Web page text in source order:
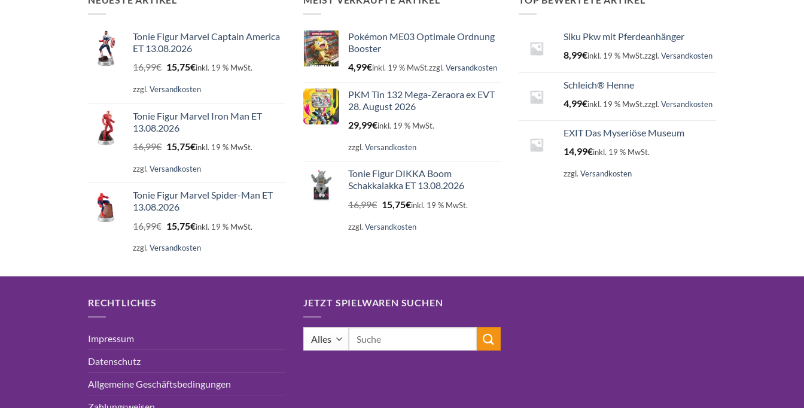
Tonie Figur Marvel Captain America
ET 13.08.2026
16,99€ Ursprünglicher
Preis
war:
15,75€Aktueller
ist:
inkl. 19 % MwSt.
zzgl. Versandkosten
Tonie Figur Marvel Iron Man ET
13.08.2026
16,99€ Ursprünglicher
Preis
war:
15,75€Aktueller
ist:
inkl. 19 % MwSt.
zzgl. Versandkosten
Tonie Figur Marvel Spider-Man ET
13.08.2026
16,99€ Ursprünglicher
Preis
war:
15,75€Aktueller
ist:
inkl. 19 % MwSt.
zzgl. Versandkosten
Pokémon ME03 Optimale Ordnung
Booster
4,99€inkl. 19 % MwSt.zzgl. Versandkosten
PKM Tin 132 Mega-Zeraora ex EVT
28. August 2026
29,99€inkl. 19 % MwSt.
zzgl. Versandkosten
Tonie Figur DIKKA Boom
Schakkalakka ET 13.08.2026
16,99€ Ursprünglicher
Preis
war:
15,75€Aktueller
ist:
inkl. 19 % MwSt.
zzgl. Versandkosten
Siku Pkw mit Pferdeanhänger
8,99€inkl. 19 % MwSt.zzgl. Versandkosten
Schleich® Henne
4,99€inkl. 19 % MwSt.zzgl. Versandkosten
EXIT Das Myseriöse Museum
14,99€inkl. 19 % MwSt.
zzgl. Versandkosten
RECHTLICHES
Impressum
Datenschutz
Allgemeine Geschäftsbedingungen
JETZT SPIELWAREN SUCHEN